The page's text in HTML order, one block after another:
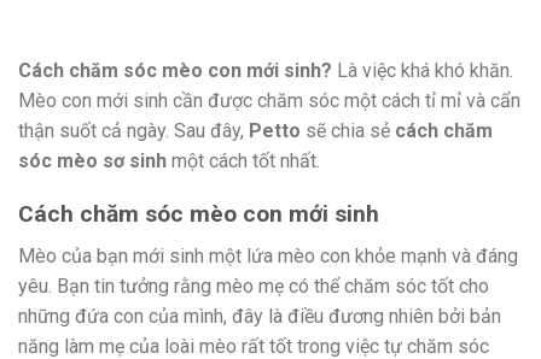
Cách chăm sóc mèo con mới sinh? Là việc khá khó khăn.
Mèo con mới sinh cần được chăm sóc một cách tỉ mỉ và cẩn
thận suốt cả ngày. Sau đây, Petto sẽ chia sẻ cách chăm
sóc mèo sơ sinh một cách tốt nhất.
Cách chăm sóc mèo con mới sinh
Mèo của bạn mới sinh một lứa mèo con khỏe mạnh và đáng
yêu. Bạn tin tưởng rằng mèo mẹ có thể chăm sóc tốt cho
những đứa con của mình, đây là điều đương nhiên bởi bản
năng làm mẹ của loài mèo rất tốt trong việc tự chăm sóc